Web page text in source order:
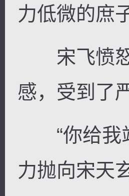
力低微的庶
宋飞愤怒
感，受到了
“你给我站
力抛向宋天